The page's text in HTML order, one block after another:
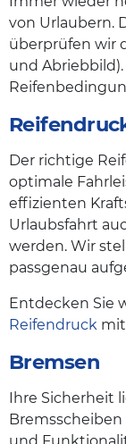
von Urlaubern.
überprüfen wir
und
Der richtige
optimale
effizienten
Urlaubsfahrt
werden. Wir
passgenau
Entdecken Sie
Reifendruck
Bremsen
Ihre Sicherheit
und